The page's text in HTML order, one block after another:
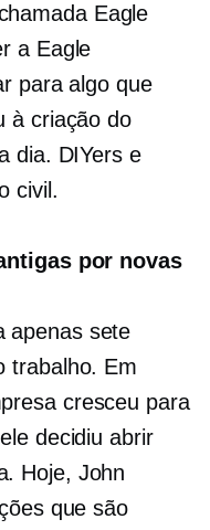
Eagle
a Eagle
para algo que
à criação do
dia. DIYerse
civil.
por novas
apenas sete
trabalho. Em
cresceu para
decidiu abrir
Hoje, John
que são